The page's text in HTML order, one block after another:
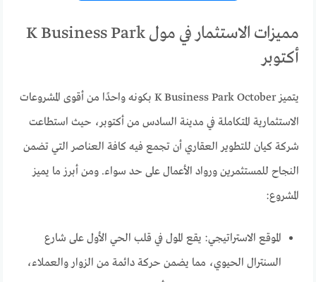
مميزات الاستثمار في مول K Business Park
أكتوبر
يتميز K Business Park October بكونه واحدًا من أقوى المشروعات
الاستثمارية المتكاملة في مدينة السادس من أكتوبر، حيث استطاعت
شركة كيان للتطوير العقاري أن تجمع فيه كافة العناصر التي تضمن
النجاح للمستثمرين ورواد الأعمال على حد سواء. ومن أبرز ما يميز
المشروع:
الموقع الاستراتيجي: يقع المول في قلب الحي الأول على شارع
السنترال الحيوي، مما يضمن حركة دائمة من الزوار والعملاء،